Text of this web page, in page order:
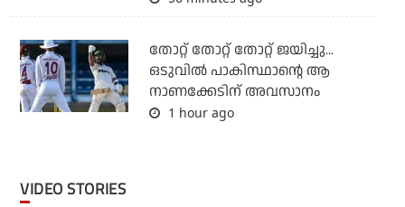
തോറ്റ് തോറ്റ് തോറ്റ് ജയിച്ചു...
ഒടുവില്‍ പാകിസ്ഥാന്റെ ആ
നാണക്കേടിന് അവസാനം
1 hour ago
VIDEO STORIES